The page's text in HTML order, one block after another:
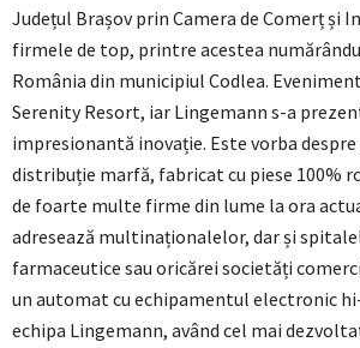
Județul Brașov prin Camera de Comerț și
firmele de top, printre acestea
România din municipiul Codlea.
Serenity Resort, iar Lingemann s-a
impresionantă inovație. Este vorba
distribuție marfă, fabricat cu piese 100%
de foarte multe firme din lume la ora
adresează multinaționalelor, dar și
farmaceutice sau oricărei societăți
un automat cu echipamentul electronic
echipa Lingemann, având cel mai